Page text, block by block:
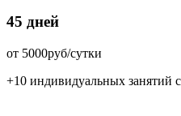
45 дней
от 5000руб/сутки
+10 индивидуальных занятий